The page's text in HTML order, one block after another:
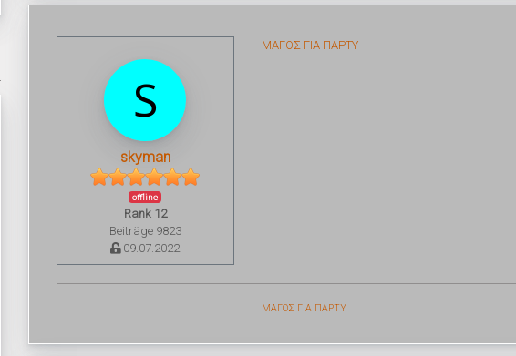
skyman
offline
Rank 12
Beiträge 9823
09.07.2022
ΜΑΓΟΣ ΓΙΑ ΠΑΡΤΥ
ΜΑΓΟΣ ΓΙΑ ΠΑΡΤΥ